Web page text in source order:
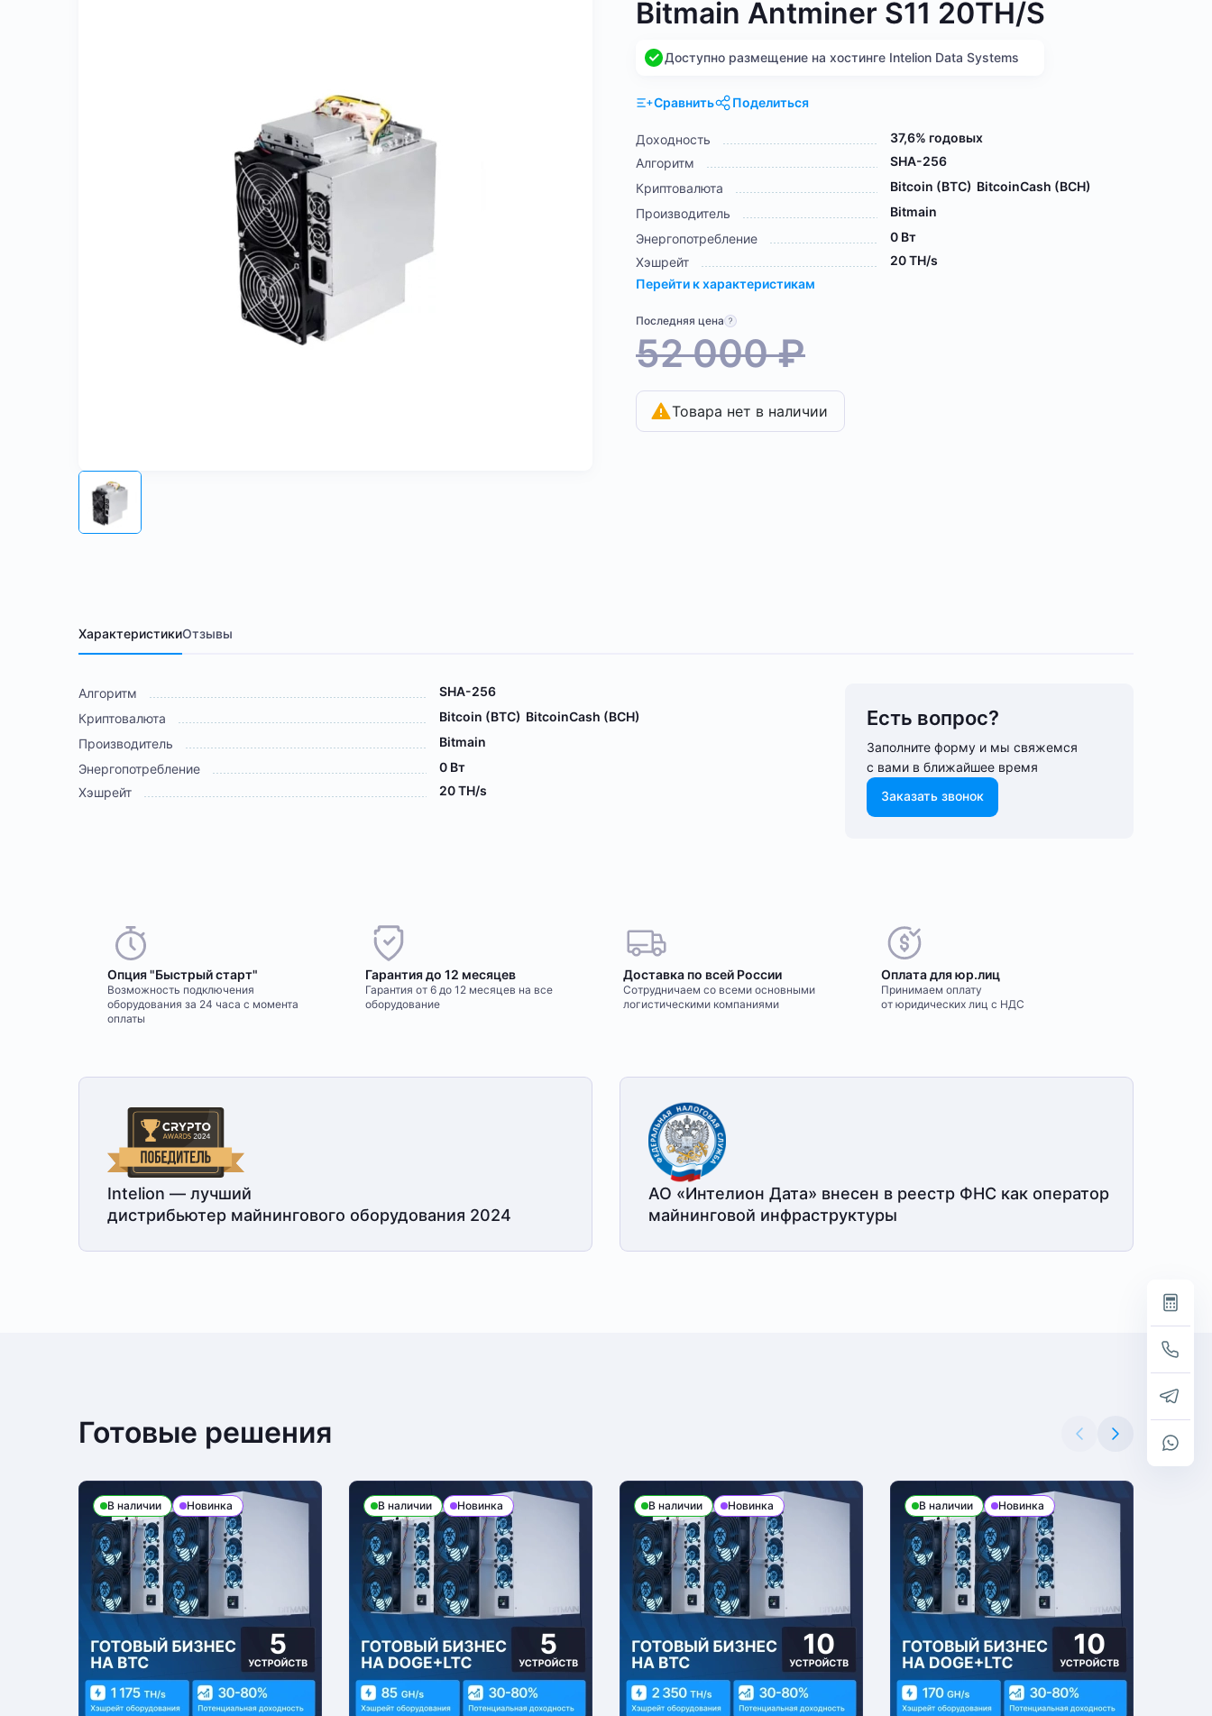
Bitmain Antminer S11 20TH/S
Доступно размещение на хостинге Intelion Data Systems
Сравнить Поделиться
Доходность
37,6% годовых
Алгоритм
SHA-256
Криптовалюта
Bitcoin (BTC) BitcoinCash (BCH)
Производитель
Bitmain
Энергопотребление
0 Вт
Хэшрейт
20 TH/s
Перейти к характеристикам
Последняя цена
52 000₽
Товара нет в наличии
ХарактеристикиОтзывы
Алгоритм
SHA-256
Криптовалюта
Bitcoin (BTC) BitcoinCash (BCH)
Производитель
Bitmain
Энергопотребление
0 Вт
Хэшрейт
20 TH/s
Есть вопрос?
Заполните форму и мы свяжемся
с вами в ближайшее время
Заказать звонок
Опция "Быстрый старт"
Возможность подключения
оборудования за 24 часа с момента
оплаты
Гарантия до 12 месяцев
Гарантия от 6 до 12 месяцев на все
оборудование
Доставка по всей России
Сотрудничаем со всеми основными
логистическими компаниями
Оплата для юр.лиц
Принимаем оплату
от юридических лиц с НДС
Intelion — лучший
дистрибьютер майнингового оборудования 2024
АО «Интелион Дата» внесен в реестр ФНС как оператор
майнинговой инфраструктуры
Готовые решения
В наличии Новинка В наличии Новинка В наличии Новинка В наличии Новинка